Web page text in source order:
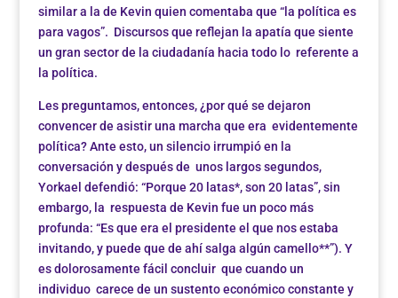
similar a la de Kevin quien comentaba que “la política es
para vagos”. Discursos que reflejan la apatía que siente
un gran sector de la ciudadanía hacia todo lo referente a
la política.
Les preguntamos, entonces, ¿por qué se dejaron
convencer de asistir una marcha que era evidentemente
política? Ante esto, un silencio irrumpió en la
conversación y después de unos largos segundos,
Yorkael defendió: “Porque 20 latas*, son 20 latas”, sin
embargo, la respuesta de Kevin fue un poco más
profunda: “Es que era el presidente el que nos estaba
invitando, y puede que de ahí salga algún camello**”). Y
es dolorosamente fácil concluir que cuando un
individuo carece de un sustento económico constante y